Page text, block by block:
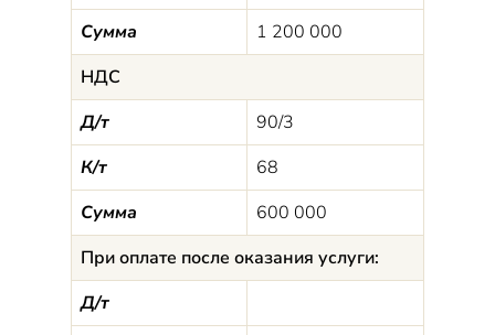
Сумма
1 200 000
НДС
Д/т
90/3
К/т
68
Сумма
600 000
При оплате после оказания услуги:
Д/т